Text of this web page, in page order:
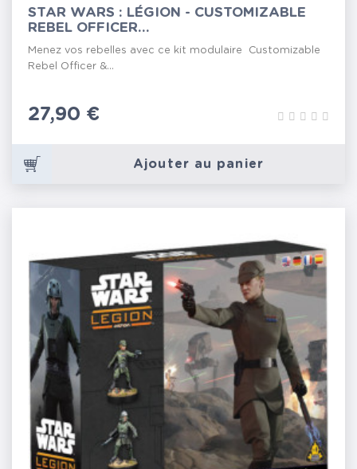
STAR WARS : LÉGION - CUSTOMIZABLE
REBEL OFFICER...
Menez vos rebelles avec ce kit modulaire Customizable
Rebel Officer &...
Prix
27,90 €
Ajouter au panier